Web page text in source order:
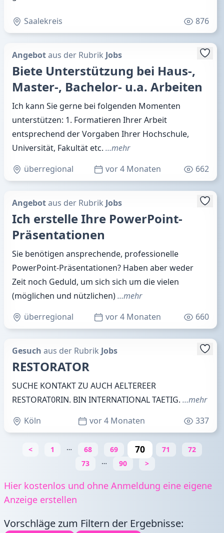
Leih-Angebot aus der Rubrik Sonstiges
Tic-Tac-Toe (5x5)
Felder in einer Reihe belegt werden, um zu
Saalekreis 876
Angebotaus der Rubrik Jobs
Biete Unterstützung bei Haus-,
Master-, Bachelor- u.a. Arbeiten
Ich kann Sie gerne bei folgenden Momenten
unterstützen: 1. Formatieren Ihrer Arbeit
entsprechend der Vorgaben Ihrer Hochschule,
überregional
vor 4 Monaten 662
Angebotaus der Rubrik
Ich erstelle Ihre PowerPoint-
Präsentationen
PowerPoint-Präsentationen? Haben aber weder
Zeit noch Geduld, um sich sich um die vielen
(möglichen und nützlichen) …mehr
RESTORATOR